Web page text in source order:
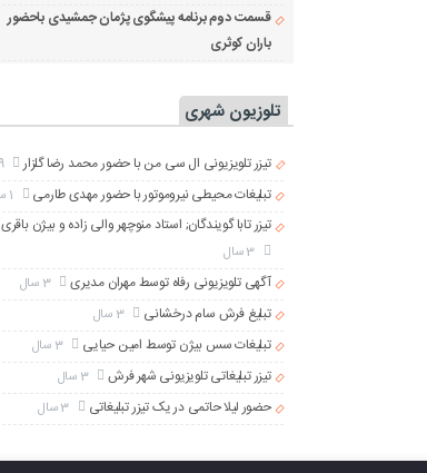
قسمت دوم برنامه پیشگوی پژمان جمشیدی باحضور
باران کوثری
تلوزیون شهری
تیزر تلویزیونی ال سی من با حضور محمد رضا گلزار 9 ماه
تبلیغات محیطی نیروموتور با حضور مهدی طارمی
تیزر تابا گویندگان; استاد منوچهر والی زاده و بیژن باقری
آگهی تلویزیونی رفاه توسط مهران مدیری 3 سال
تبلیغ فرش سام درخشانی 3 سال
تبلیغات سس بیژن توسط امین حیایی 3 سال
تیزر تبلیغاتی تلویزیونی شهر فرش 3 سال
حضور لیلا حاتمی در یک تیزر تبلیغاتی